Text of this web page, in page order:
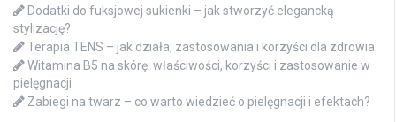
Dodatki do fuksjowej sukienki – jak stworzyć elegancką
stylizację?
Terapia TENS – jak działa, zastosowania i korzyści dla zdrowia
Witamina B5 na skórę: właściwości, korzyści i zastosowanie w
pielęgnacji
Zabiegi na twarz – co warto wiedzieć o pielęgnacji i efektach?